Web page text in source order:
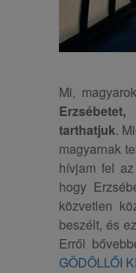
Mi,
tarthatjuk.
magyarnak
hívjam fel
hogy
közvetlen
beszélt, és
Erről
GÖDÖLLŐI